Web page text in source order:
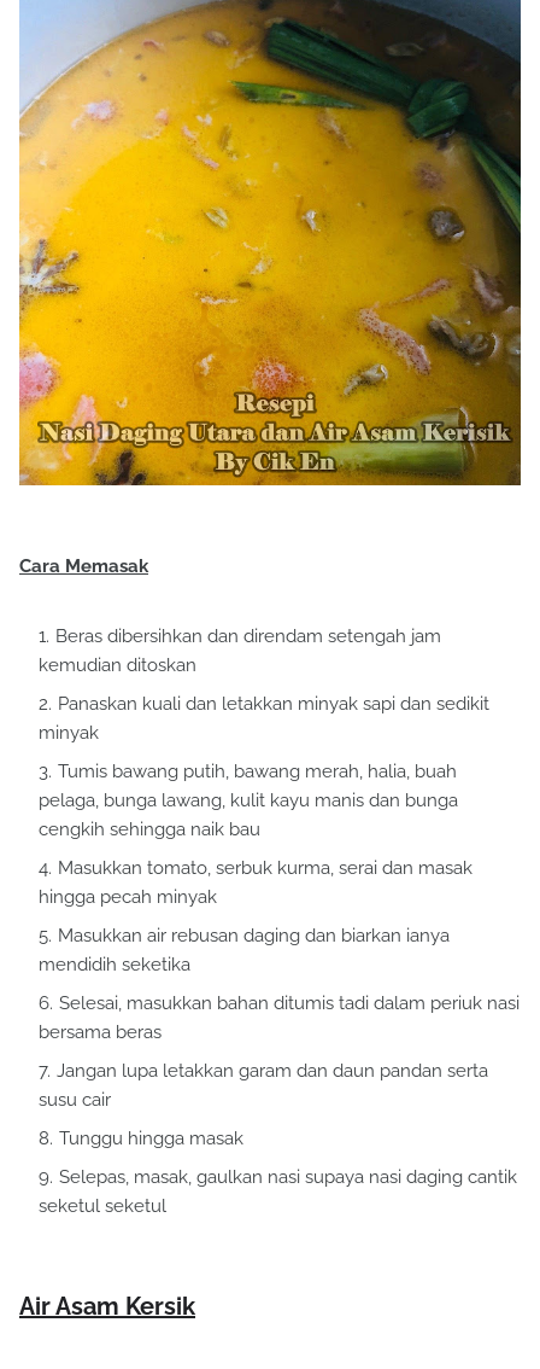
Cara Memasak
Beras dibersihkan dan direndam setengah jam
kemudian ditoskan
Panaskan kuali dan letakkan minyak sapi dan sedikit
minyak
Tumis bawang putih, bawang merah, halia, buah
pelaga, bunga lawang, kulit kayu manis dan bunga
cengkih sehingga naik bau
Masukkan tomato, serbuk kurma, serai dan masak
hingga pecah minyak
Masukkan air rebusan daging dan biarkan ianya
mendidih seketika
Selesai, masukkan bahan ditumis tadi dalam periuk nasi
bersama beras
Jangan lupa letakkan garam dan daun pandan serta
susu cair
Tunggu hingga masak
Selepas, masak, gaulkan nasi supaya nasi daging cantik
seketul seketul
Air Asam Kersik